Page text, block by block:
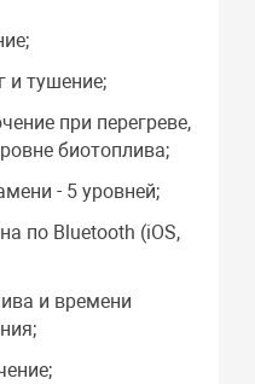
и тушение;
при перегреве,
биотоплива;
- 5 уровней;
по Bluetooth (iOS,
и времени